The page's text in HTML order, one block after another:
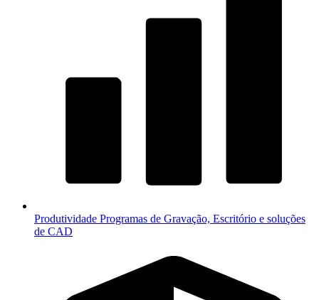
Produtividade Programas de Gravação, Escritório e soluções
de CAD